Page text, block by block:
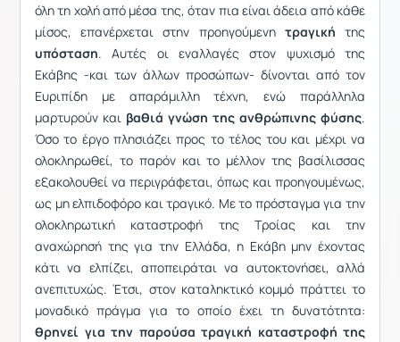
όλη τη χολή από μέσα της, όταν πια είναι άδεια από κάθε
μίσος, επανέρχεται στην προηγούμενη τραγική της
υπόσταση. Αυτές οι εναλλαγές στον ψυχισμό της
Εκάβης -και των άλλων προσώπων- δίνονται από τον
Ευριπίδη με απαράμιλλη τέχνη, ενώ παράλληλα
μαρτυρούν και βαθιά γνώση της ανθρώπινης φύσης.
Όσο το έργο πλησιάζει προς το τέλος του και μέχρι να
ολοκληρωθεί, το παρόν και το μέλλον της βασίλισσας
εξακολουθεί να περιγράφεται, όπως και προηγουμένως,
ως μη ελπιδοφόρο και τραγικό. Με το πρόσταγμα για την
ολοκληρωτική καταστροφή της Τροίας και την
αναχώρησή της για την Ελλάδα, η Εκάβη μην έχοντας
κάτι να ελπίζει, αποπειράται να αυτοκτονήσει, αλλά
ανεπιτυχώς. Έτσι, στον καταληκτικό κομμό πράττει το
μοναδικό πράγμα για το οποίο έχει τη δυνατότητα:
θρηνεί για την παρούσα τραγική καταστροφή της